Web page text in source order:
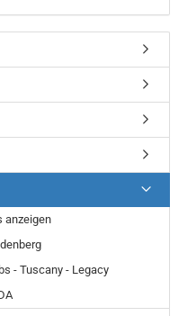
anzeigen
- Tuscany - Legacy